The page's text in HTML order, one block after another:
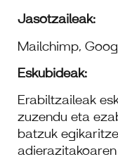
Jasotzaileak:
Mailchimp,
Eskubideak:
Erabiltzaileak
zuzendu eta
batzuk